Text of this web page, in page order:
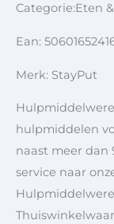
Categorie:Eten
Ean:
Merk: StayPut
hulpmiddelen
naast meer
service naar